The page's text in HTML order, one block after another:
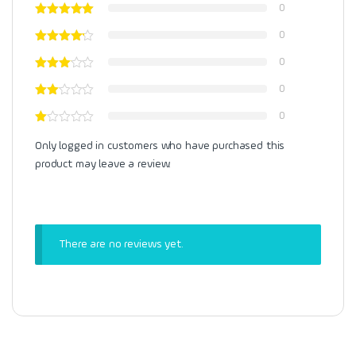
0
0
0
0
0
Only logged in customers who have purchased this
product may leave a review.
There are no reviews yet.